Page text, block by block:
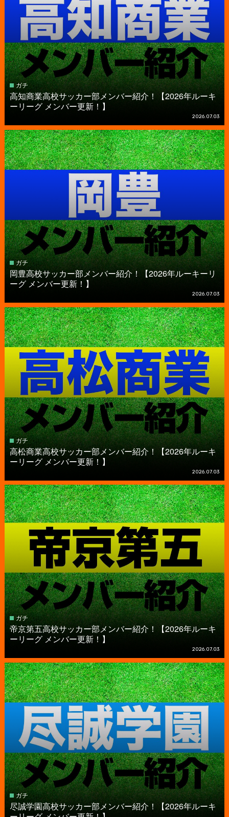
ガチ
高知商業高校サッカー部メンバー紹介！【2026年ルーキ
ーリーグ メンバー更新！】
2026.07.03
ガチ
岡豊高校サッカー部メンバー紹介！【2026年ルーキーリ
ーグ メンバー更新！】
2026.07.03
ガチ
高松商業高校サッカー部メンバー紹介！【2026年ルーキ
ーリーグ メンバー更新！】
2026.07.03
ガチ
帝京第五高校サッカー部メンバー紹介！【2026年ルーキ
ーリーグ メンバー更新！】
2026.07.03
ガチ
尽誠学園高校サッカー部メンバー紹介！【2026年ルーキ